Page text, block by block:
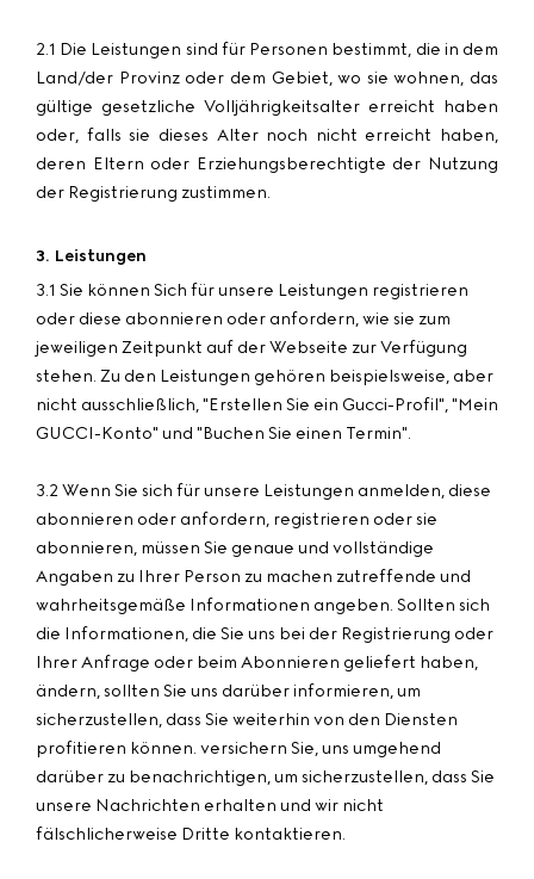
2.1 Die Leistungen sind für Personen bestimmt, die in dem
Land/der Provinz oder dem Gebiet, wo sie wohnen, das
gültige gesetzliche Volljährigkeitsalter erreicht haben
oder, falls sie dieses Alter noch nicht erreicht haben,
deren Eltern oder Erziehungsberechtigte der Nutzung
der Registrierung zustimmen.
3. Leistungen
3.1 Sie können Sich für unsere Leistungen registrieren
oder diese abonnieren oder anfordern, wie sie zum
jeweiligen Zeitpunkt auf der Webseite zur Verfügung
stehen. Zu den Leistungen gehören beispielsweise, aber
nicht ausschließlich, "Erstellen Sie ein Gucci-Profil", "Mein
GUCCI-Konto" und "Buchen Sie einen Termin".
3.2 Wenn Sie sich für unsere Leistungen anmelden, diese
abonnieren oder anfordern, registrieren oder sie
abonnieren, müssen Sie genaue und vollständige
Angaben zu Ihrer Person zu machen zutreffende und
wahrheitsgemäße Informationen angeben. Sollten sich
die Informationen, die Sie uns bei der Registrierung oder
Ihrer Anfrage oder beim Abonnieren geliefert haben,
ändern, sollten Sie uns darüber informieren, um
sicherzustellen, dass Sie weiterhin von den Diensten
profitieren können. versichern Sie, uns umgehend
darüber zu benachrichtigen, um sicherzustellen, dass Sie
unsere Nachrichten erhalten und wir nicht
fälschlicherweise Dritte kontaktieren.